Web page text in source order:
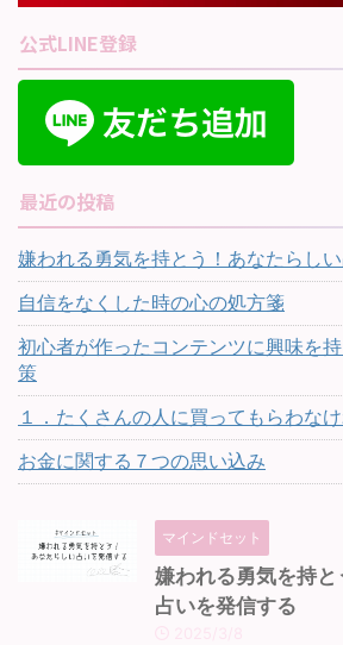
公式LINE登録
最近の投稿
嫌われる勇気を持とう！あなたらし
自信をなくした時の心の処方箋
初心者が作ったコンテンツに興味を
策
１．たくさんの人に買ってもらわな
お金に関する７つの思い込み
マインドセット
嫌われる勇気を持
占いを発信する